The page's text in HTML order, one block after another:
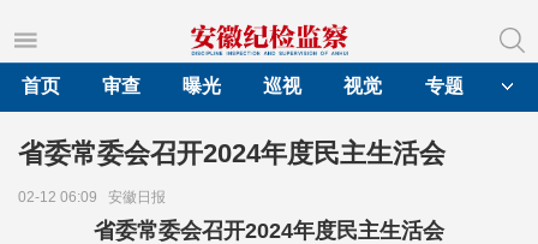
首页
审查 曝光 巡视 视觉 专题
省委常委会召开2024年度民主生活会
02-12 06:09 安徽日报
省委常委会召开2024年度民主生活会